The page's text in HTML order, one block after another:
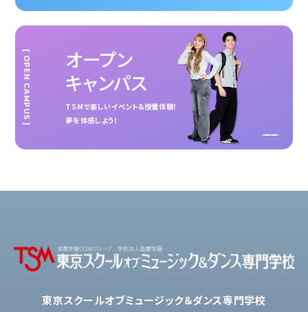
オープン
キャンパス
TSMで楽しいイベント＆授業体験！
夢を体感しよう！
[ OPEN CAMPUS ]
東京スクールオブミュージック＆ダンス専門学校